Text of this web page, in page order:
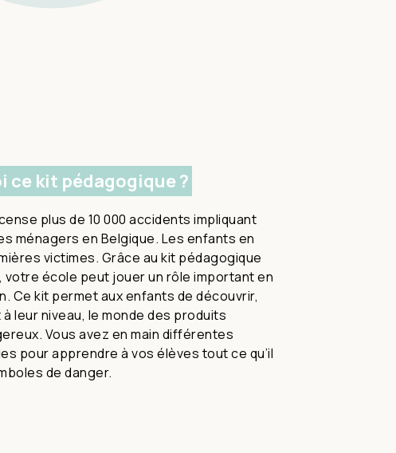
ce kit pédagogique ?
plus de 10 000 accidents impliquant
ménagers en Belgique. Les enfants en
victimes. Grâce au kit pédagogique
votre école peut jouer un rôle important en
Ce kit permet aux enfants de découvrir,
leur niveau, le monde des produits
Vous avez en main différentes
pour apprendre à vos élèves tout ce qu’il
de danger.